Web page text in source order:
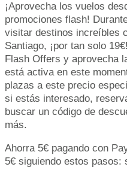
¡Aprovecha los vuelos
promociones flash!
visitar destinos increíbles
Santiago, ¡por tan solo
Flash Offers y aprovecha
está activa en este
plazas a este precio
si estás interesado,
buscar un código de
más.
Ahorra 5€ pagando con
5€ siguiendo estos pasos: